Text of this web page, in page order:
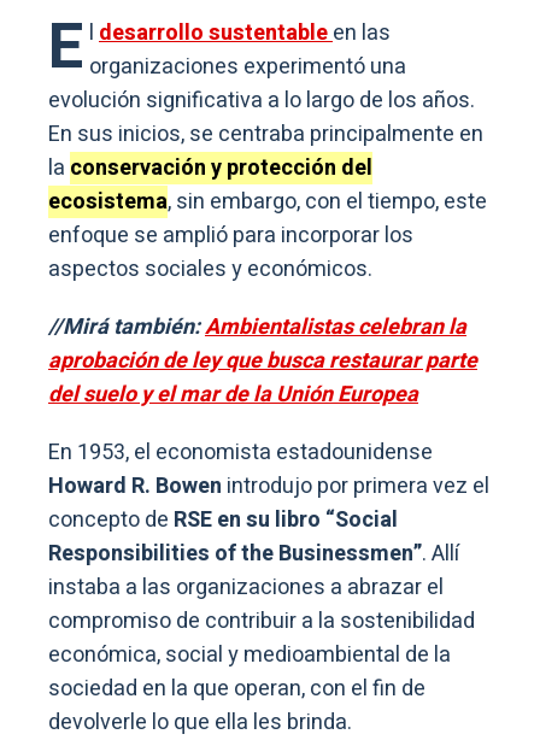
E ldesarrollo sustentableen las
organizaciones experimentó una
evolución significativa a lo largo de los años.
En sus inicios, se centraba‍ principalmente en‍
la conservación y ‍protección del
ecosistema, sin embargo, con el tiempo, este
enfoque se amplió para incorporar los
aspectos sociales y económicos.
//Mirá también:Ambientalistas celebran la
aprobación de ley que busca restaurar parte
del suelo y el mar de la Unión Europea
En 1953, el economista estadounidense
Howard R. Bowen introdujo por primera vez el
concepto de RSE en su libro “Social
Responsibilities of the Businessmen”. Allí
instaba a las organizaciones a abrazar el
compromiso de contribuir a la sostenibilidad
económica, social y medioambiental de la
sociedad en la que operan, con el fin de
devolverle lo que ella les brinda.